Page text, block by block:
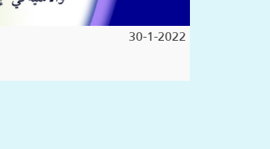
30-1-2022